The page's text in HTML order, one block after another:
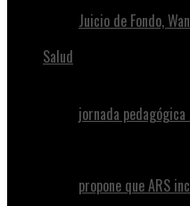
Juicio de Fondo,
Salud
jornada
propone que ARS